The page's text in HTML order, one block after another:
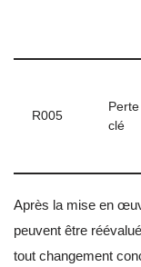
R005
clé
Après la mise en
peuvent être
tout changement